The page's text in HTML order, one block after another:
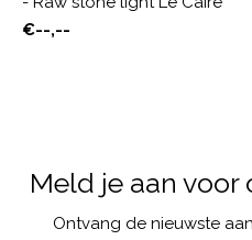
€--,--
Meld je aan
Ontvang de nieuwste